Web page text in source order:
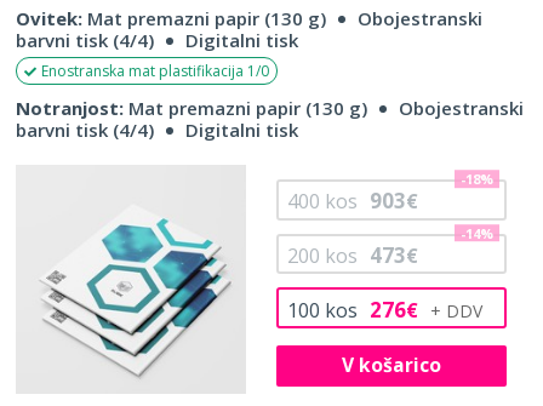
Ovitek: Mat premazni papir (130 g)
Obojestranski
barvni tisk (4/4)
Digitalni tisk
Enostranska mat plastifikacija 1/0
Notranjost: Mat premazni papir (130 g)
Obojestranski
barvni tisk (4/4)
Digitalni tisk
100 kos 276€
200 kos 473€
-14%
400 kos 903€
-18%
V košarico